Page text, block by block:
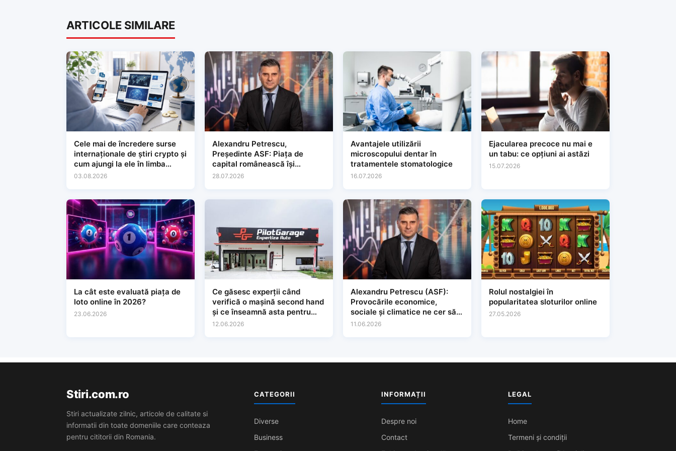
ARTICOLE SIMILARE
Cele mai de încredere surse
internaționale de știri crypto și
cum ajungi la ele în limba
română
03.08.2026
Alexandru Petrescu,
Președinte ASF: Piața de
capital românească își
lărgește baza și își
28.07.2026
Avantajele utilizării
microscopului dentar în
tratamentele stomatologice
16.07.2026
Ejacularea precoce nu mai e
un tabu: ce opțiuni ai astăzi
15.07.2026
La cât este evaluată piața de
loto online în 2026?
23.06.2026
Ce găsesc experții când
verifică o mașină second hand
și ce înseamnă asta pentru
tine
12.06.2026
Alexandru Petrescu (ASF):
Provocările economice,
sociale și climatice ne cer să
regândim modul în care
11.06.2026
Rolul nostalgiei în
popularitatea sloturilor online
27.05.2026
Stiri.com.ro
Stiri actualizate zilnic, articole de calitate si
informatii din toate domeniile care conteaza
pentru cititorii din Romania.
CATEGORII
Diverse
Business
INFORMAȚII
Despre noi
Contact
LEGAL
Home
Termeni și condiții